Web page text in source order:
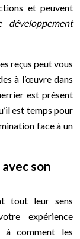
et peuvent
reçus peut vous
à l’œuvre dans
est présent
est temps pour
face à un
son
tout leur sens
expérience
à comment les